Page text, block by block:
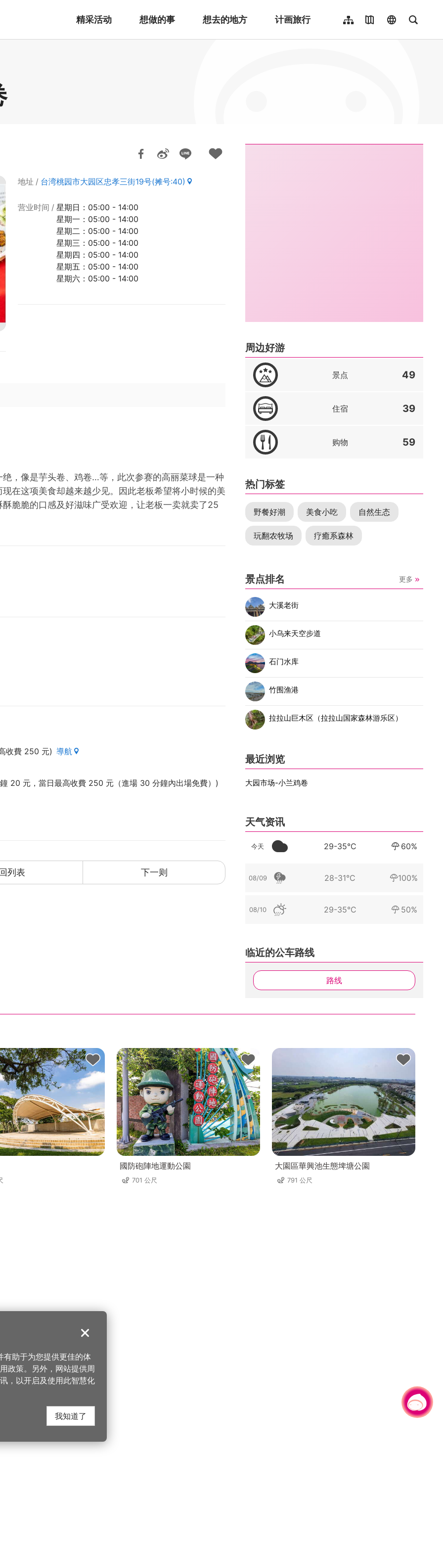
精采活动 想做的事 想去的地方 计画旅行
网站导览地图导览language全文检
地址 台湾桃园市大园区忠孝三街19号(摊号:40)
营业时间
星期日：05:00 - 14:00
星期一：05:00 - 14:00
星期二：05:00 - 14:00
星期三：05:00 - 14:00
星期四：05:00 - 14:00
星期五：05:00 - 14:00
星期六：05:00 - 14:00
，像是芋头卷、鸡卷…等，此次参赛的高丽菜球是一种
在这项美食却越来越少见。因此老板希望将小时候的美
脆脆的口感及好滋味广受欢迎，让老板一卖就卖了25
收費 250 元) 導航
20 元，當日最高收費 250 元（進場 30 分鐘內出場免費）)
列表 下一则
:::
周边好游
景点 49
住宿 39
购物 59
热门标签
野餐好潮 美食小吃 自然生态
玩翻农牧场 疗癒系森林
景点排名 更多
大溪老街
小乌来天空步道
石门水库
竹围渔港
拉拉山巨木区（拉拉山国家森林游乐区）
最近浏览
大园市场-小兰鸡卷
天气资讯
今天 29-35°C 60%
08/09 28-31°C 100%
08/10 29-35°C 50%
临近的公车路线
路线
國防砲陣地運動公園
701 公尺
大園區華興池生態埤塘公園
791 公尺
关闭
助于为您提供更佳的体
政策。另外，网站提供周
，以开启及使用此智慧化
我知道了